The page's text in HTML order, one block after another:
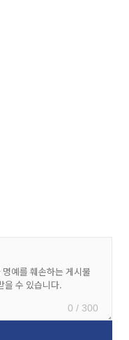
0 / 300